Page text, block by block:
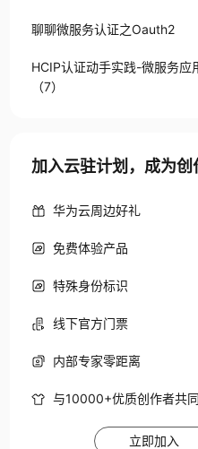
聊聊微服务认证之Oauth2
HCIP认证动手实践-微服务应
（7）
加入云驻计划，成为创
华为云周边好礼
免费体验产品
特殊身份标识
线下官方门票
内部专家零距离
与10000+优质创作者共
立即加入